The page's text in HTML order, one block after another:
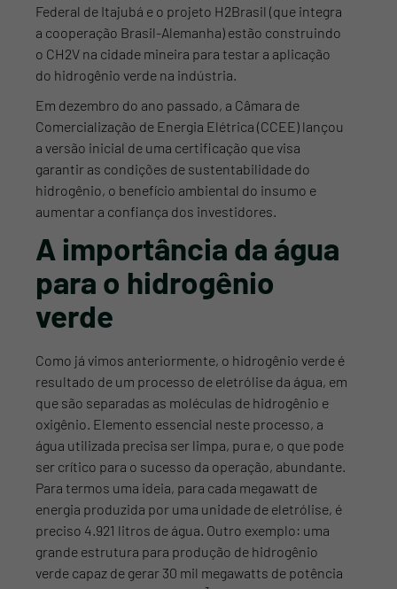
Federal de Itajubá e o projeto H2Brasil (que integra
a cooperação Brasil-Alemanha) estão construindo
o CH2V na cidade mineira para testar a aplicação
do hidrogênio verde na indústria.
Em dezembro do ano passado, a Câmara de
Comercialização de Energia Elétrica (CCEE) lançou
a versão inicial de uma certificação que visa
garantir as condições de sustentabilidade do
hidrogênio, o benefício ambiental do insumo e
aumentar a confiança dos investidores.
A importância da água
para o hidrogênio
verde
Como já vimos anteriormente, o hidrogênio verde é
resultado de um processo de eletrólise da água, em
que são separadas as moléculas de hidrogênio e
oxigênio. Elemento essencial neste processo, a
água utilizada precisa ser limpa, pura e, o que pode
ser crítico para o sucesso da operação, abundante.
Para termos uma ideia, para cada megawatt de
energia produzida por uma unidade de eletrólise, é
preciso 4.921 litros de água. Outro exemplo: uma
grande estrutura para produção de hidrogênio
verde capaz de gerar 30 mil megawatts de potência